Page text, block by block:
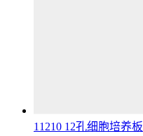
11210 12孔细胞培养板